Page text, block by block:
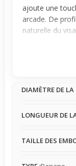
ajoute une
arcade. De
naturelle du
garantit une
mm. Le contact
combine un
DIAMÈTRE DE LA
LONGUEUR DE
TAILLE DES